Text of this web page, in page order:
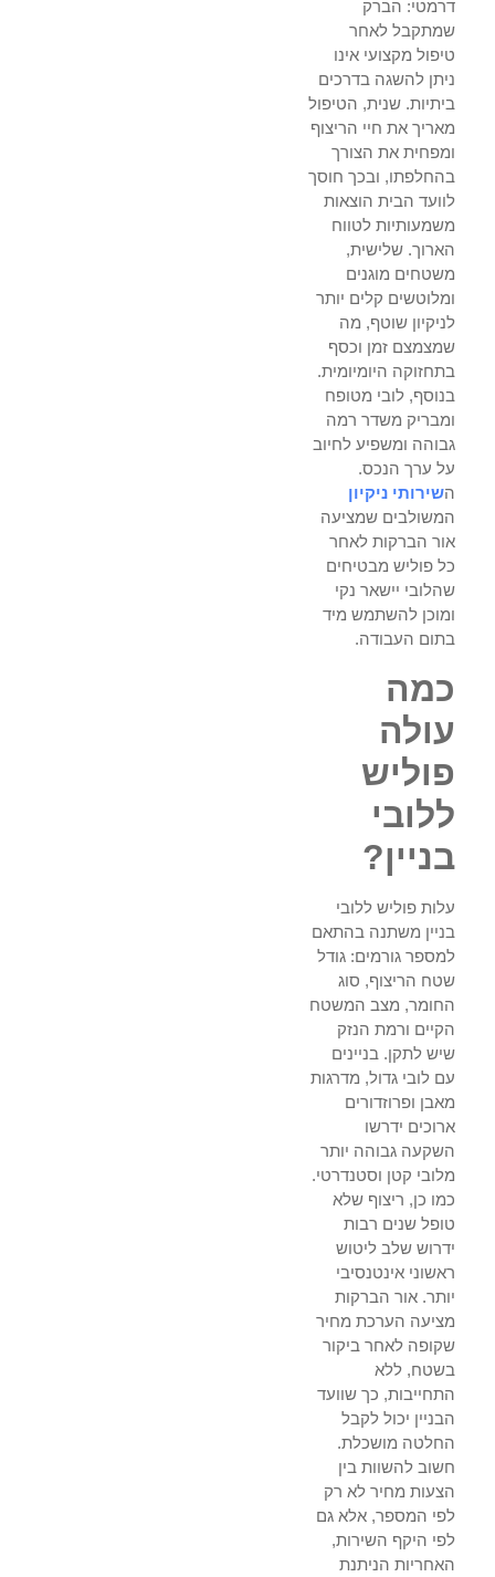
דרמטי: הברק
שמתקבל לאחר
טיפול מקצועי אינו
ניתן להשגה בדרכים
ביתיות. שנית, הטיפול
מאריך את חיי הריצוף
ומפחית את הצורך
בהחלפתו, ובכך חוסך
לוועד הבית הוצאות
משמעותיות לטווח
הארוך. שלישית,
משטחים מוגנים
ומלוטשים קלים יותר
לניקיון שוטף, מה
שמצמצם זמן וכסף
בתחזוקה היומיומית.
בנוסף, לובי מטופח
ומבריק משדר רמה
גבוהה ומשפיע לחיוב
על ערך הנכס.
השירותי ניקיון
המשולבים שמציעה
אור הברקות לאחר
כל פוליש מבטיחים
שהלובי יישאר נקי
ומוכן להשתמש מיד
בתום העבודה.
כמה
עולה
פוליש
ללובי
בניין?
עלות פוליש ללובי
בניין משתנה בהתאם
למספר גורמים: גודל
שטח הריצוף, סוג
החומר, מצב המשטח
הקיים ורמת הנזק
שיש לתקן. בניינים
עם לובי גדול, מדרגות
מאבן ופרוזדורים
ארוכים ידרשו
השקעה גבוהה יותר
מלובי קטן וסטנדרטי.
כמו כן, ריצוף שלא
טופל שנים רבות
ידרוש שלב ליטוש
ראשוני אינטנסיבי
יותר. אור הברקות
מציעה הערכת מחיר
שקופה לאחר ביקור
בשטח, ללא
התחייבות, כך שוועד
הבניין יכול לקבל
החלטה מושכלת.
חשוב להשוות בין
הצעות מחיר לא רק
לפי המספר, אלא גם
לפי היקף השירות,
האחריות הניתנת